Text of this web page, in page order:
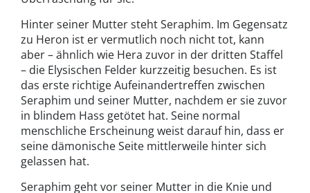
Hinter seiner Mutter steht Seraphim. Im Gegensatz
zu Heron ist er vermutlich noch nicht tot, kann
aber – ähnlich wie Hera zuvor in der dritten Staffel
– die Elysischen Felder kurzzeitig besuchen. Es ist
das erste richtige Aufeinandertreffen zwischen
Seraphim und seiner Mutter, nachdem er sie zuvor
in blindem Hass getötet hat. Seine normal
menschliche Erscheinung weist darauf hin, dass er
seine dämonische Seite mittlerweile hinter sich
gelassen hat.
Seraphim geht vor seiner Mutter in die Knie und